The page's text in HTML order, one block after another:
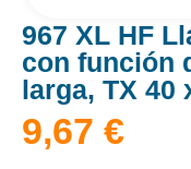
967 XL HF
con función
larga, TX 40
9,67 €